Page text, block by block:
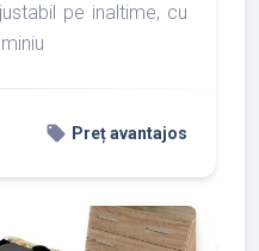
pe inaltime, cu
local_offer Preț avantajos